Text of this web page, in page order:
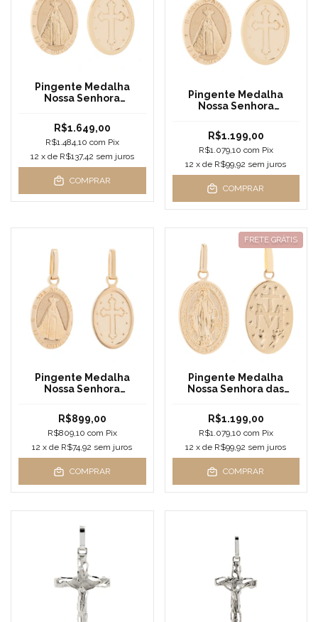
Pingente Medalha
Nossa Senhora
Grande
R$1.649,00
R$1.484,10 com Pix
12 x de R$137,42 sem juros
COMPRAR
Pingente Medalha
Nossa Senhora
R$1.199,00
R$1.079,10 com Pix
12 x de R$99,92 sem juros
COMPRAR
Pingente Medalha
Nossa Senhora
Pequena
R$899,00
R$809,10 com Pix
12 x de R$74,92 sem juros
COMPRAR
FRETE GRÁTIS
Pingente Medalha
Nossa Senhora das
R$1.199,00
R$1.079,10 com Pix
12 x de R$99,92 sem juros
COMPRAR